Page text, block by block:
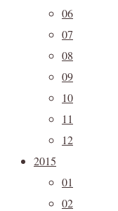
06
07
08
09
10
11
12
2015
01
02